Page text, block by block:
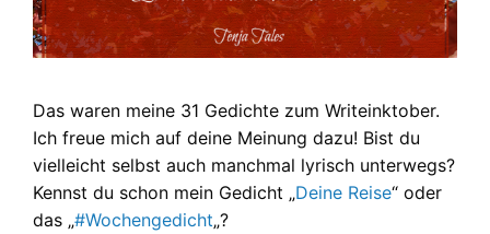
Das waren meine 31 Gedichte zum Writeinktober.
Ich freue mich auf deine Meinung dazu! Bist du
vielleicht selbst auch manchmal lyrisch unterwegs?
Kennst du schon mein Gedicht „Deine Reise“ oder
das „#Wochengedicht„?